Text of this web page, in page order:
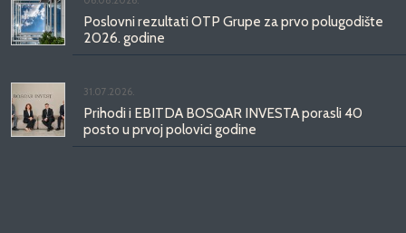
Poslovni rezultati OTP Grupe za prvo polugodište
2026. godine
31.07.2026.
Prihodi i EBITDA BOSQAR INVESTA porasli 40
posto u prvoj polovici godine